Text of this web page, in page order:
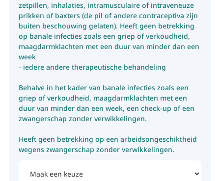
zetpillen, inhalaties, intramusculaire of intraveneuze
prikken of baxters (de pil of andere contraceptiva zijn
buiten beschouwing gelaten). Heeft geen betrekking
op banale infecties zoals een griep of verkoudheid,
maagdarmklachten met een duur van minder dan een
week
- iedere andere therapeutische behandeling
Behalve in het kader van banale infecties zoals een
griep of verkoudheid, maagdarmklachten met een
duur van minder dan een week, een check-up of een
zwangerschap zonder verwikkelingen.
Heeft geen betrekking op een arbeidsongeschiktheid
wegens zwangerschap zonder verwikkelingen.